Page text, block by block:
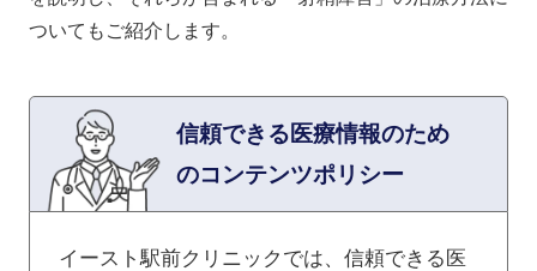
ついてもご紹介します。
信頼できる医療情報のため
のコンテンツポリシー
イースト駅前クリニックでは、信頼できる医